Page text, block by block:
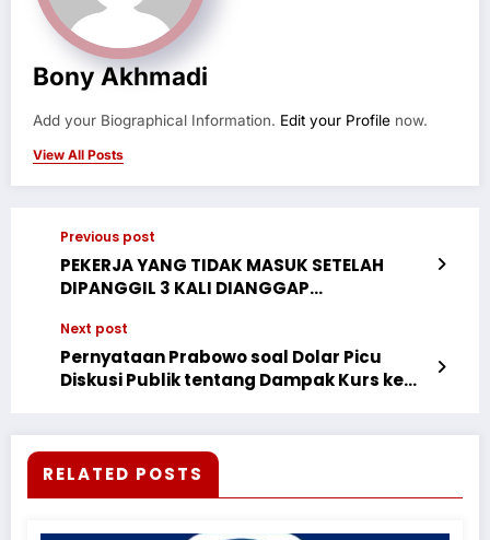
Bony Akhmadi
Add your Biographical Information. Edit your Profile now.
View All Posts
Previous post
PEKERJA YANG TIDAK MASUK SETELAH
DIPANGGIL 3 KALI DIANGGAP
Next post
Pernyataan Prabowo soal Dolar Picu
Diskusi Publik tentang Dampak Kurs ke
RELATED POSTS